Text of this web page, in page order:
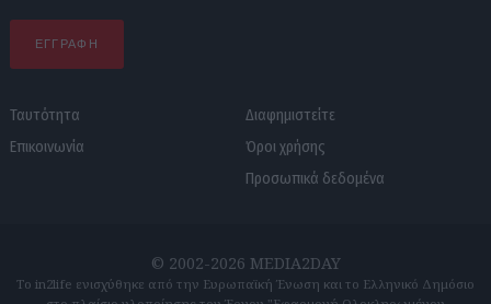
ΕΓΓΡΑΦΗ
Ταυτότητα
Επικοινωνία
Διαφημιστείτε
Όροι χρήσης
Προσωπικά δεδομένα
© 2002-2026 MEDIA2DAY
Το in2life ενισχύθηκε από την Ευρωπαϊκή Ένωση και το Ελληνικό Δημόσιο